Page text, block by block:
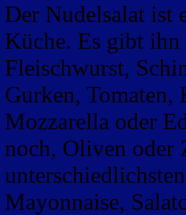
Der Nudelsalat ist
Küche. Es gibt
Fleischwurst,
Gurken, Tomaten,
Mozzarella oder
noch, Oliven oder
Mayonnaise,